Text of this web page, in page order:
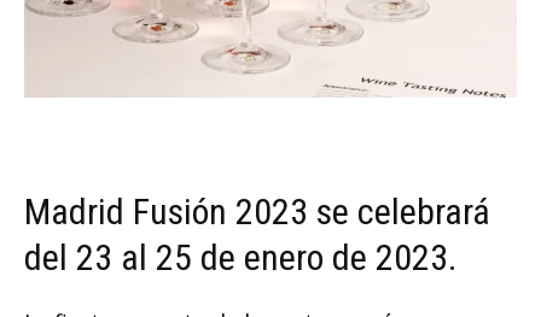
Madrid Fusión 2023 se celebrará
del 23 al 25 de enero de 2023.